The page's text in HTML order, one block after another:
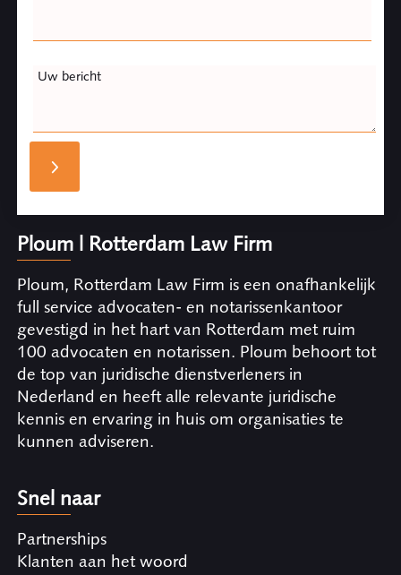
Uw bericht
Ploum | Rotterdam Law Firm
Ploum, Rotterdam Law Firm is een onafhankelijk
full service advocaten- en notarissenkantoor
gevestigd in het hart van Rotterdam met ruim
100 advocaten en notarissen. Ploum behoort tot
de top van juridische dienstverleners in
Nederland en heeft alle relevante juridische
kennis en ervaring in huis om organisaties te
kunnen adviseren.
Snel naar
Partnerships
Klanten aan het woord